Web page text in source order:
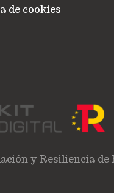
de cookies
y Resiliencia de